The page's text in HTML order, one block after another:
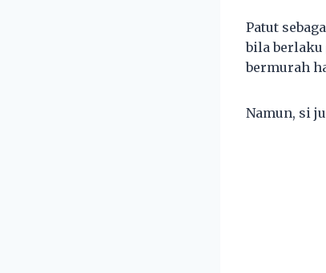
Patut
bila berlaku
bermurah
Namun, si